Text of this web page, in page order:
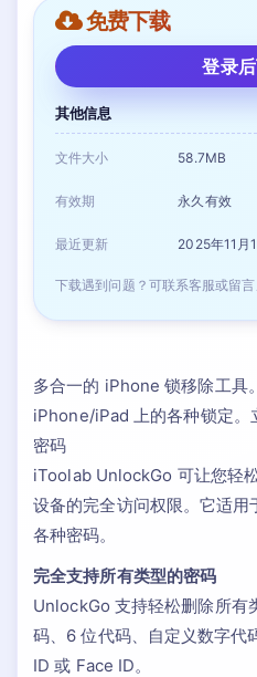
免费下载
登录
其他信息
文件大小 58.7MB
有效期 永久有效
最近更新 2025年11月
下载遇到问题？可联系客服或留
多合一的 iPhone 锁移除工具
iPhone/iPad 上的各种锁定
密码
iToolab UnlockGo 可让您轻
设备的完全访问权限。它适
各种密码。
完全支持所有类型的密码
UnlockGo 支持轻松删除所有
码、6 位代码、自定义数字代
ID 或 Face ID。